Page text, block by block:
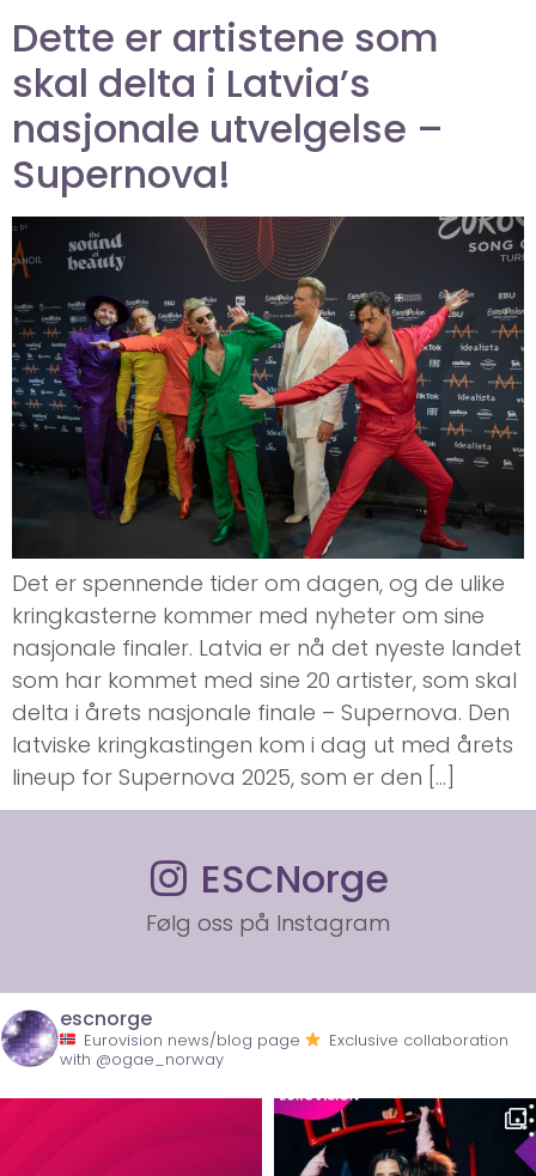
Dette er artistene som
skal delta i Latvia’s
nasjonale utvelgelse –
Supernova!
Det er spennende tider om dagen, og de ulike
kringkasterne kommer med nyheter om sine
nasjonale finaler. Latvia er nå det nyeste landet
som har kommet med sine 20 artister, som skal
delta i årets nasjonale finale – Supernova. Den
latviske kringkastingen kom i dag ut med årets
lineup for Supernova 2025, som er den […]
ESCNorge
Følg oss på Instagram
escnorge
Eurovision news/blog page
Exclusive collaboration
with @ogae_norway